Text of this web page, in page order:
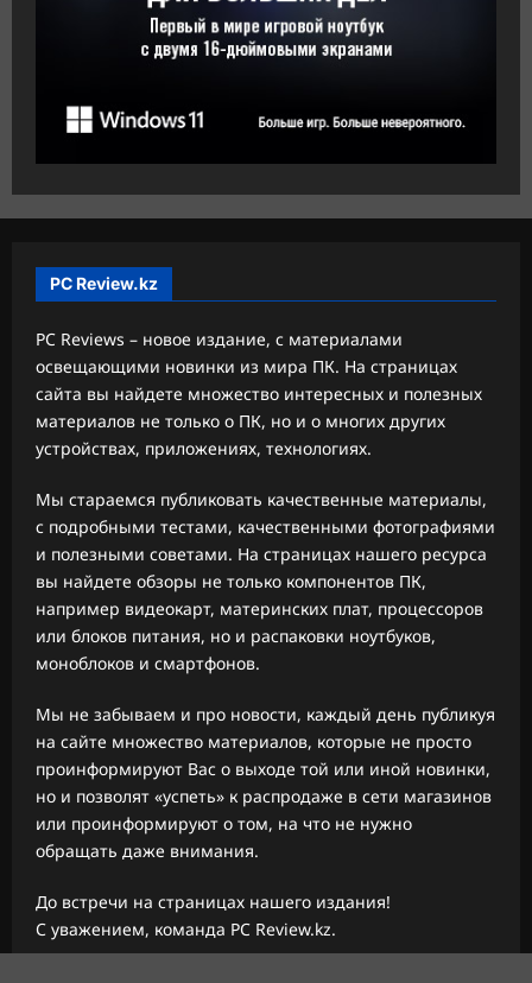
PC Review.kz
PC Reviews – новое издание, с материалами
освещающими новинки из мира ПК. На страницах
сайта вы найдете множество интересных и полезных
материалов не только о ПК, но и о многих других
устройствах, приложениях, технологиях.
Мы стараемся публиковать качественные материалы,
с подробными тестами, качественными фотографиями
и полезными советами. На страницах нашего ресурса
вы найдете обзоры не только компонентов ПК,
например видеокарт, материнских плат, процессоров
или блоков питания, но и распаковки ноутбуков,
моноблоков и смартфонов.
Мы не забываем и про новости, каждый день публикуя
на сайте множество материалов, которые не просто
проинформируют Вас о выходе той или иной новинки,
но и позволят «успеть» к распродаже в сети магазинов
или проинформируют о том, на что не нужно
обращать даже внимания.
До встречи на страницах нашего издания!
С уважением, команда PC Review.kz.